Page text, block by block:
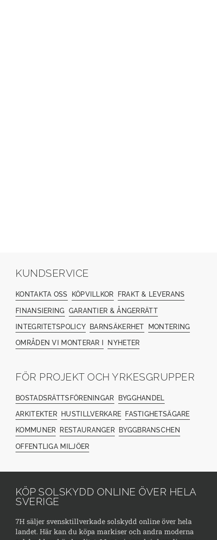
KUNDSERVICE
KONTAKTA OSS KÖPVILLKOR FRAKT & LEVERANS
FINANSIERING GARANTIER & ÅNGERRÄTT
INTEGRITETSPOLICY BARNSÄKERHET MONTERING
OMRÅDEN VI MONTERAR I NYHETER
FÖR PROJEKT OCH YRKESGRUPPER
BOSTADSRÄTTSFÖRENINGAR BYGGHANDEL
ARKITEKTER HUSTILLVERKARE FASTIGHETSÄGARE
KOMMUNER RESTAURANGER BYGGBRANSCHEN
OFFENTLIGA MILJÖER
KÖP SOLSKYDD ONLINE ÖVER HELA
SVERIGE
7H säljer svensktillverkade solskydd online över hela
landet. Här kan du köpa markiser och andra moderna